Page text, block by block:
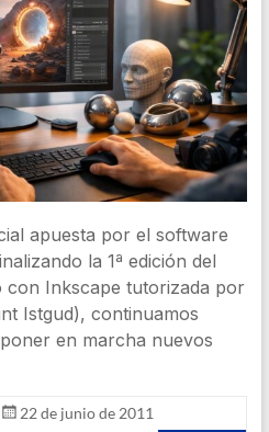
apuesta por el software
la 1ª edición del
con Inkscape tutorizada por
Istgud), continuamos
en marcha nuevos
22 de junio de 2011